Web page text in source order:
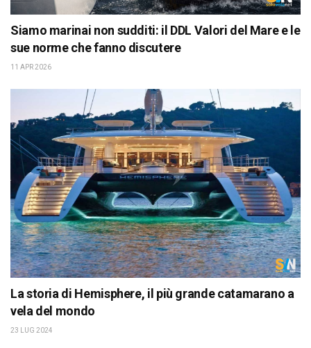
Siamo marinai non sudditi: il DDL Valori del Mare e le
sue norme che fanno discutere
11 APR 2026
La storia di Hemisphere, il più grande catamarano a
vela del mondo
23 LUG 2024